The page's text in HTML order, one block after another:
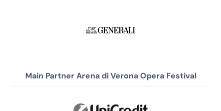
Main Partner Arena di Verona Opera Festival